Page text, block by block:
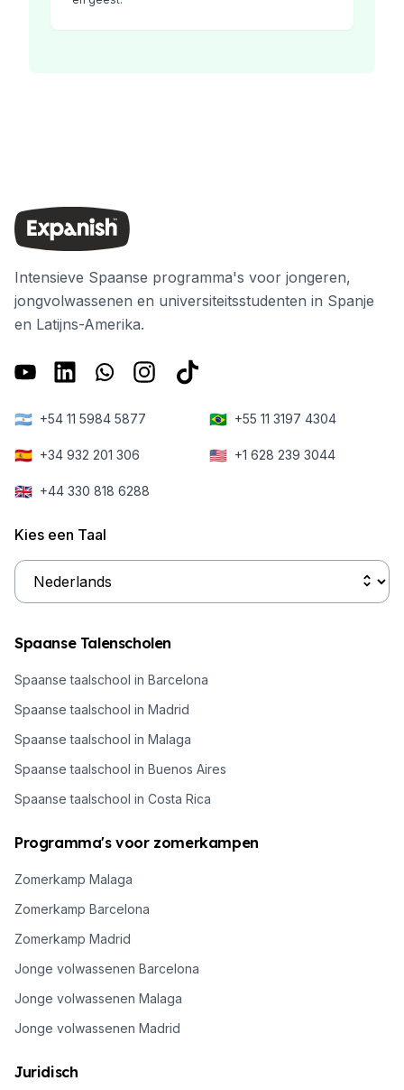
Intensieve Spaanse programma's voor jongeren,
jongvolwassenen en universiteitsstudenten in Spanje
en Latijns-Amerika.
🇦🇷 +54 11 5984 5877 🇧🇷 +55 11 3197 4304
🇪🇸 +34 932 201 306 🇺🇸 +1 628 239 3044
🇬🇧 +44 330 818 6288
Kies een Taal
Spaanse Talenscholen
Spaanse taalschool in Barcelona
Spaanse taalschool in Madrid
Spaanse taalschool in Malaga
Spaanse taalschool in Buenos Aires
Spaanse taalschool in Costa Rica
Programma's voor zomerkampen
Zomerkamp Malaga
Zomerkamp Barcelona
Zomerkamp Madrid
Jonge volwassenen Barcelona
Jonge volwassenen Malaga
Jonge volwassenen Madrid
Juridisch